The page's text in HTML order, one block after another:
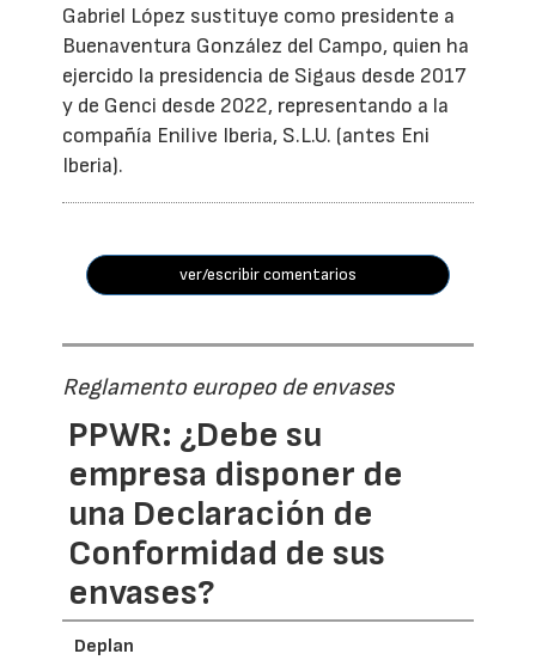
Gabriel López sustituye como presidente a
Buenaventura González del Campo, quien ha
ejercido la presidencia de Sigaus desde 2017
y de Genci desde 2022, representando a la
compañía Enilive Iberia, S.L.U. (antes Eni
Iberia).
ver/escribir comentarios
Reglamento europeo de envases
PPWR: ¿Debe su
empresa disponer de
una Declaración de
Conformidad de sus
envases?
Deplan